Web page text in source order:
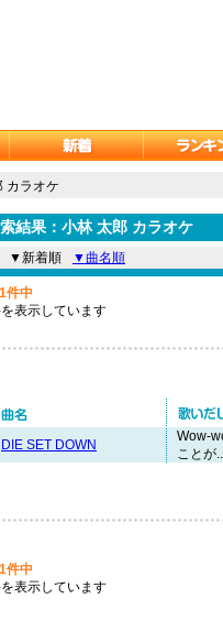
カラオケ
結果：小林 太郎 カラオケ
▼新着順 ▼曲名順
1件中
表示しています
DIE SET DOWN
Wow-
ことが
1件中
表示しています